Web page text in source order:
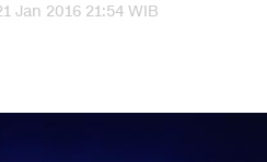
Jan 2016 21:54 WIB